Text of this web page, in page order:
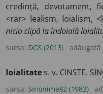
credință, devotament,
<rar> lealism, loialism, <
nicio clipă la îndoială
sursa: DGS (2013) adăugată
loialitate s. v. CINSTE.
sursa: Sinonime82 (1982)